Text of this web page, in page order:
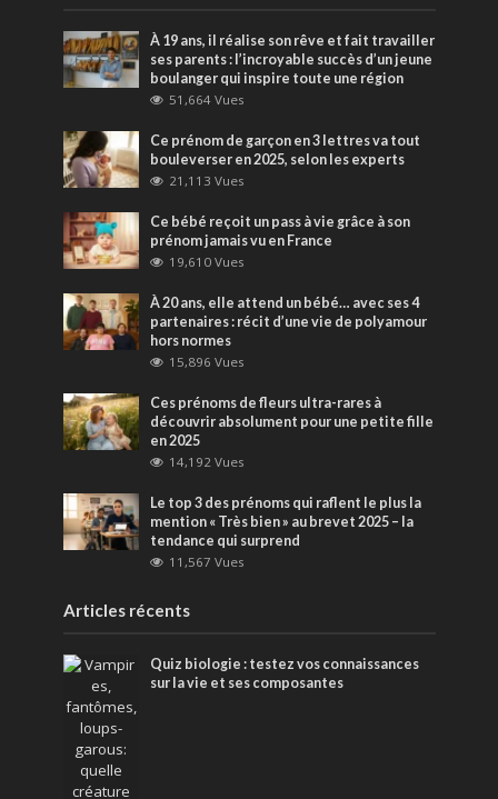
À 19 ans, il réalise son rêve et fait travailler
ses parents : l’incroyable succès d’un jeune
boulanger qui inspire toute une région
51,664 Vues
Ce prénom de garçon en 3 lettres va tout
bouleverser en 2025, selon les experts
21,113 Vues
Ce bébé reçoit un pass à vie grâce à son
prénom jamais vu en France
19,610 Vues
À 20 ans, elle attend un bébé… avec ses 4
partenaires : récit d’une vie de polyamour
hors normes
15,896 Vues
Ces prénoms de fleurs ultra-rares à
découvrir absolument pour une petite fille
en 2025
14,192 Vues
Le top 3 des prénoms qui raflent le plus la
mention « Très bien » au brevet 2025 – la
tendance qui surprend
11,567 Vues
Articles récents
Quiz biologie : testez vos connaissances
sur la vie et ses composantes